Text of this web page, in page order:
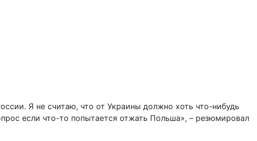
Я не считаю, что от Украины должно хоть что-нибудь
если что-то попытается отжать Польша», – резюмировал